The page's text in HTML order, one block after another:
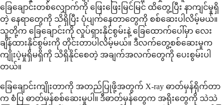
ခြေချောင်းတစ်လျှောက်ကို ဖြေးဖြေးမြင်မြင် ထိတွေ့ပြီး နာကျင်မှုရှိ
တဲ့ နေရာတွေကို သိရှိပြီး ပုံပျက်နေတာတွေကို စစ်ဆေးပါလိမ့်မယ်။
သူတို့က ခြေချောင်းကို လှုပ်ရှားနိုင်စွမ်းနဲ့ ခြေထောက်ပေါ်မှာ လေး
ချိန်ထားနိုင်စွမ်းကို တိုင်းတာပါလိမ့်မယ်။ ဒီလက်တွေ့စစ်ဆေးမှုက
ကျိုးပဲ့မှုရှိမရှိကို သိရှိနိုင်စေတဲ့ အချက်အလက်တွေကို ပေးစွမ်းပါ
တယ်။
ခြေချောင်းကျိုးတာကို အတည်ပြုဖို့အတွက် X-ray ဓာတ်မှန်ရိုက်တာ
က စံပြ ဓာတ်မှန်စစ်ဆေးမှုပါ။ ဒီဓာတ်မှန်တွေက အရိုးတွေကို သဲသဲ